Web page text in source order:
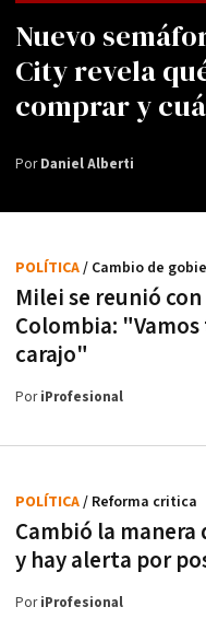
Nuevo
City revela
comprar y
PorDaniel Alberti
Milei se reunió
Colombia:
carajo"
POLÍTICA/ Cambio de
PoriProfesional
Cambió la
y hay alerta por
POLÍTICA/ Reforma critica
PoriProfesional